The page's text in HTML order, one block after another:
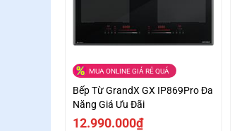
MUA ONLINE GIÁ RẺ QUÁ
Bếp Từ GrandX GX IP869Pro Đa
Năng Giá Ưu Đãi
12.990.000₫